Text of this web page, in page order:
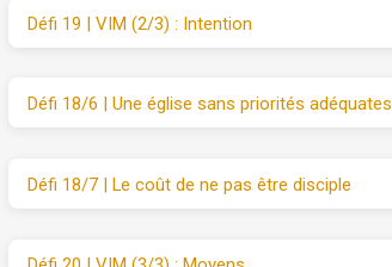
Défi 19 | VIM (2/3) : Intention
Défi 18/6 | Une église sans priorités adéquates
Défi 18/7 | Le coût de ne pas être disciple